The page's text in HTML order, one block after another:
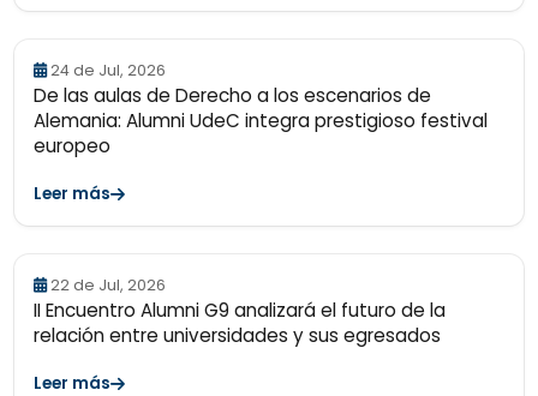
24 de Jul, 2026
De las aulas de Derecho a los escenarios de
Alemania: Alumni UdeC integra prestigioso festival
europeo
Leer más
22 de Jul, 2026
II Encuentro Alumni G9 analizará el futuro de la
relación entre universidades y sus egresados
Leer más